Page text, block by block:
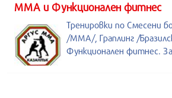
ММА и Функционален фитнес
Тренировки по Смесени
/MMA/, Граплинг /
Функционален фитнес.